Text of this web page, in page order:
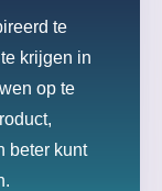
te
krijgen in
op te
beter kunt